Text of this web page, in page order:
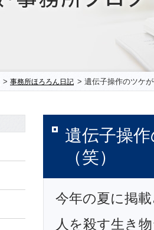
> 事務所ほろろん日記 > 遺伝子操作のツケ
遺伝子操
（笑）
今年の夏に掲
人を殺す生き